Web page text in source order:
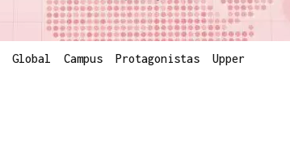
Global Campus Protagonistas Upper